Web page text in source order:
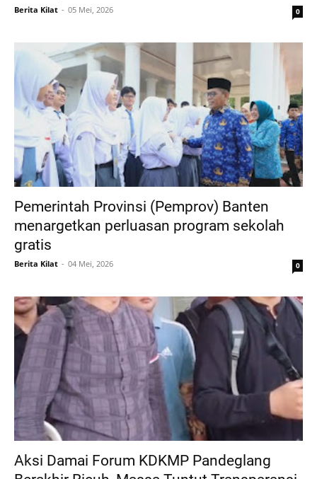
Berita Kilat 05 Mei, 2026 0
Pemerintah Provinsi (Pemprov) Banten
menargetkan perluasan program sekolah
gratis
Berita Kilat 04 Mei, 2026 0
Aksi Damai Forum KDKMP Pandeglang